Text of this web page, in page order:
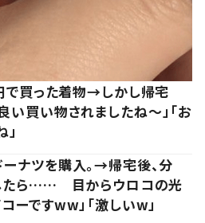
で買った着物→しかし帰宅
買い物されましたね～」「お
ーナツを購入。→帰宅後、分
たら…… 目からウロコの光
ーですww」「激しいw」